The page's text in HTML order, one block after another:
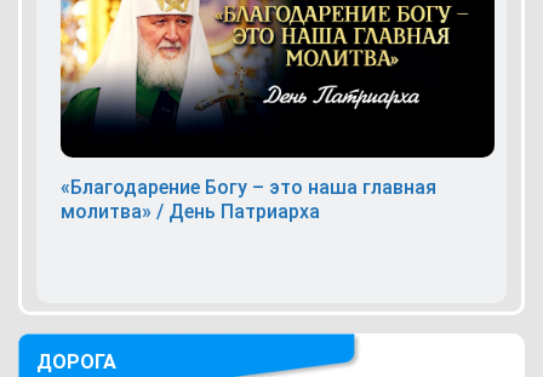
«Благодарение Богу – это наша главная
молитва» / День Патриарха
ДОРОГА